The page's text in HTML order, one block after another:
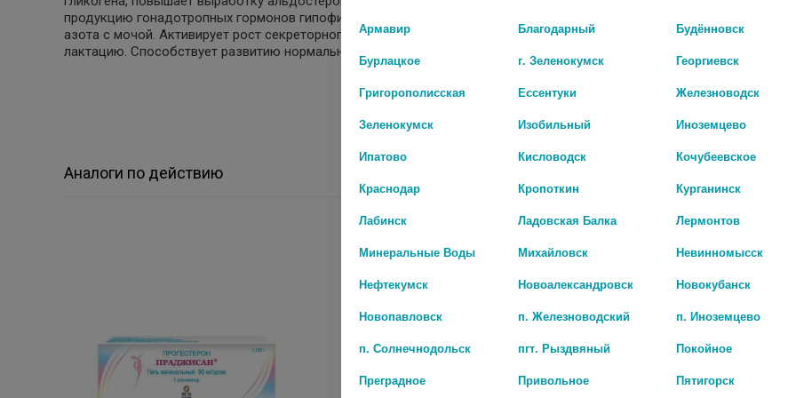
продукцию гонадотропных гормонов гипофиза: уменьшает азотемию, увеличивает выведение
азота с мочой. Активирует рост секреторного отдела ацинусов молочных желез и индуцирует
лактацию. Способствует развитию нормального эндометрия. Показания: • бесплодие
БИО АГЛФ № 173
цена: 371 руб.
БИО АГЛФ №138
БИО АГЛФ №3 г.
цена: 371 руб.
Показать все ...
Аналоги по действию
Армавир Благодарный
Будённовск
Бурлацкое
г. Зеленокумск
Георгиевск
Григорополисская
Ессентуки
Железноводск
Зеленокумск
Изобильный
Иноземцево
Ипатово
Кисловодск
Кочубеевское
Краснодар
Кропоткин
Курганинск
Лабинск
Ладовская Балка
Лермонтов
Минеральные Воды
Михайловск
Невинномысск
Нефтекумск
Новоалександровск
Новокубанск
Новопавловск
п. Железноводский
п. Иноземцево
п. Солнечнодольск
пгт. Рыздвяный
Покойное
Преградное
Привольное
Пятигорск